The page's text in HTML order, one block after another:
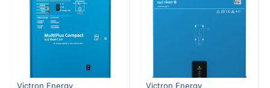
Victron Energy
Victron Energy